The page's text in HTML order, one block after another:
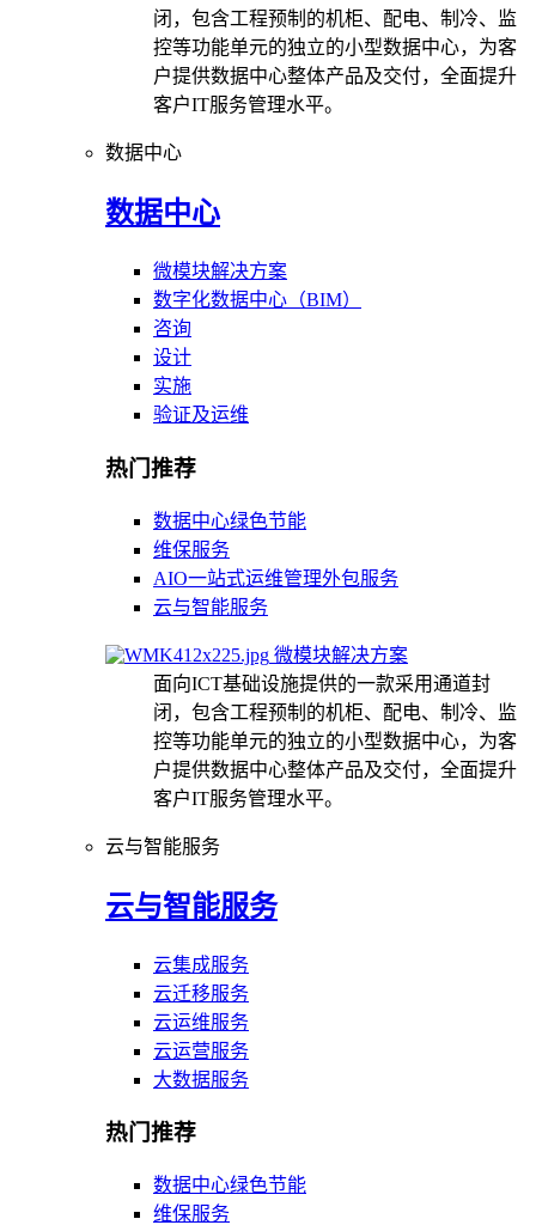
闭，包含工程预制的机柜、配电、制冷、监
控等功能单元的独立的小型数据中心，为客
户提供数据中心整体产品及交付，全面提升
客户IT服务管理水平。
数据中心
数据中心
微模块解决方案
数字化数据中心（BIM）
咨询
设计
实施
验证及运维
热门推荐
数据中心绿色节能
维保服务
AIO一站式运维管理外包服务
云与智能服务
微模块解决方案
面向ICT基础设施提供的一款采用通道封
闭，包含工程预制的机柜、配电、制冷、监
控等功能单元的独立的小型数据中心，为客
户提供数据中心整体产品及交付，全面提升
客户IT服务管理水平。
云与智能服务
云与智能服务
云集成服务
云迁移服务
云运维服务
云运营服务
大数据服务
热门推荐
数据中心绿色节能
维保服务